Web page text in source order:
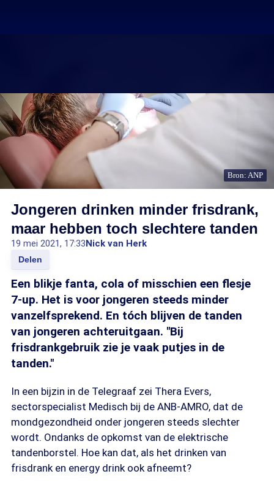
Bron: ANP
Jongeren drinken minder frisdrank,
maar hebben toch slechtere tanden
19 mei 2021, 17:33Nick van Herk
Delen
Een blikje fanta, cola of misschien een flesje
7-up. Het is voor jongeren steeds minder
vanzelfsprekend. En tóch blijven de tanden
van jongeren achteruitgaan. "Bij
frisdrankgebruik zie je vaak putjes in de
tanden."
In een bijzin in de Telegraaf zei Thera Evers,
sectorspecialist Medisch bij de ANB-AMRO, dat de
mondgezondheid onder jongeren steeds slechter
wordt. Ondanks de opkomst van de elektrische
tandenborstel. Hoe kan dat, als het drinken van
frisdrank en energy drink ook afneemt?